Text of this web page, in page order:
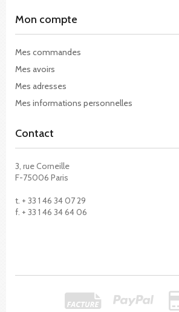
Mon compte
Mes commandes
Mes avoirs
Mes adresses
Mes informations personnelles
Contact
3, rue Corneille
F-75006 Paris
t. + 33 1 46 34 07 29
f. + 33 1 46 34 64 06